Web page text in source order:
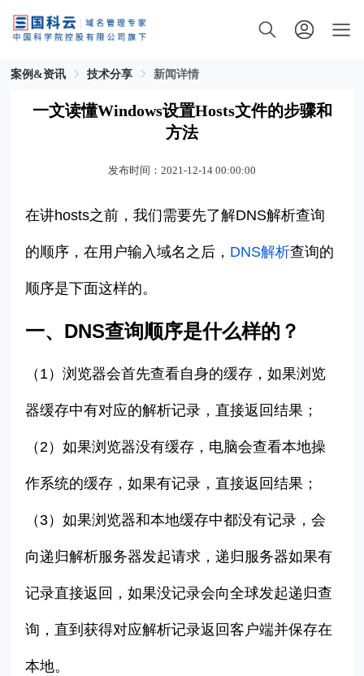
案例&资讯 技术分享 新闻详情
一文读懂Windows设置Hosts文件的步骤和
方法
发布时间：2021-12-14 00:00:00
在讲hosts之前，我们需要先了解DNS解析查询
的顺序，在用户输入域名之后， DNS解析查询的
顺序是下面这样的。
一、DNS查询顺序是什么样的？
（1）浏览器会首先查看自身的缓存，如果浏览
器缓存中有对应的解析记录，直接返回结果；
（2）如果浏览器没有缓存，电脑会查看本地操
作系统的缓存，如果有记录，直接返回结果；
（3）如果浏览器和本地缓存中都没有记录，会
向递归解析服务器发起请求，递归服务器如果有
记录直接返回，如果没记录会向全球发起递归查
询，直到获得对应解析记录返回客户端并保存在
本地。